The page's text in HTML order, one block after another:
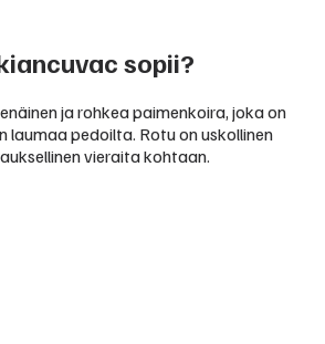
sopii?
ja rohkea paimenkoira, joka on
laumaa pedoilta. Rotu on uskollinen
vieraita kohtaan.